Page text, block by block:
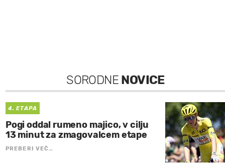
SORODNE NOVICE
4. ETAPA
Pogi oddal rumeno majico, v cilju
13 minut za zmagovalcem etape
PREBERI VEČ…